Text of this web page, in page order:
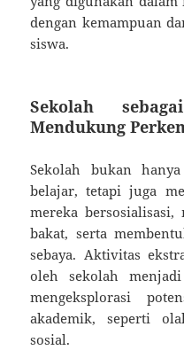
dengan kemampuan
siswa.
Sekolah
Mendukung
Sekolah bukan
belajar, tetapi juga
mereka bersosialisasi,
bakat, serta
sebaya. Aktivitas
oleh sekolah
mengeksplorasi
akademik, seperti
sosial.